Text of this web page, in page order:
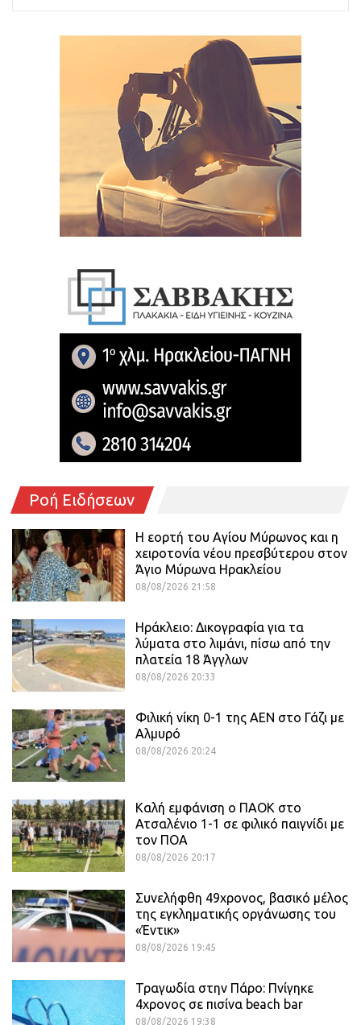
Ροή Ειδήσεων
Η εορτή του Αγίου Μύρωνος και η
χειροτονία νέου πρεσβύτερου στον
Άγιο Μύρωνα Ηρακλείου
08/08/2026 21:58
Ηράκλειο: Δικογραφία για τα
λύματα στο λιμάνι, πίσω από την
πλατεία 18 Άγγλων
08/08/2026 20:33
Φιλική νίκη 0-1 της ΑΕΝ στο Γάζι με
Αλμυρό
08/08/2026 20:24
Καλή εμφάνιση ο ΠΑΟΚ στο
Ατσαλένιο 1-1 σε φιλικό παιγνίδι με
τον ΠΟΑ
08/08/2026 20:17
Συνελήφθη 49χρονος, βασικό μέλος
της εγκληματικής οργάνωσης του
«Έντικ»
08/08/2026 19:45
Τραγωδία στην Πάρο: Πνίγηκε
4χρονος σε πισίνα beach bar
08/08/2026 19:38